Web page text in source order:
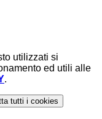
utilizzati si
ed utili alle
.
tutti i cookies